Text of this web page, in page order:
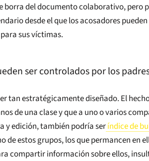
borra del documento colaborativo, pero
desde el que los acosadores
sus víctimas.
ser controlados por los
tan estratégicamente diseñado. El
de una clase y que a uno o varios
y edición, también podría seríndice de
de estos grupos, los que permancen en
compartir información sobre ellos,